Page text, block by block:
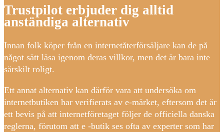
Trustpilot erbjuder dig alltid
anständiga alternativ
Innan folk köper från en internetåterförsäljare kan de på
något sätt läsa igenom deras villkor, men det är bara inte
särskilt roligt.
Ett annat alternativ kan därför vara att undersöka om
internetbutiken har verifierats av e-märket, eftersom det är
ett bevis på att internetföretaget följer de officiella danska
reglerna, förutom att e -butik ses ofta av experter som har